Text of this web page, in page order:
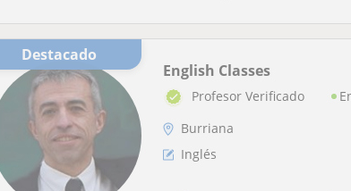
Destacado
English Classes
Profesor Verificado
Burriana
Inglés